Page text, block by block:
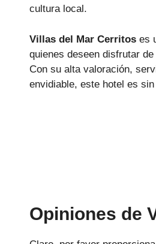
cultura local.
Villas del Mar Cerritos es
quienes deseen disfrutar
Con su alta valoración,
envidiable, este hotel es
Opiniones de